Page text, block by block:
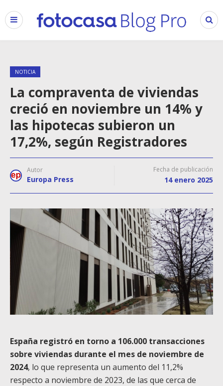
NOTICIA
La compraventa de viviendas
creció en noviembre un 14% y
las hipotecas subieron un
17,2%, según Registradores
Autor
Europa Press
Fecha de publicación
14 enero 2025
España registró en torno a 106.000 transacciones
sobre viviendas durante el mes de noviembre de
2024, lo que representa un aumento del 11,2%
respecto a noviembre de 2023, de las que cerca de